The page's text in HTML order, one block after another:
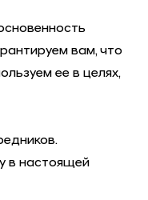
вам, что
ее в целях,
в настоящей